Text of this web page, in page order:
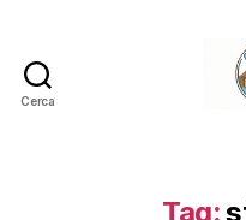
Cerca
Tag: